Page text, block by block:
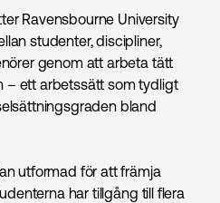
Ravensbourne University
studenter, discipliner,
genom att arbeta tätt
– ett arbetssätt som tydligt
bland
utformad för att främja
har tillgång till flera